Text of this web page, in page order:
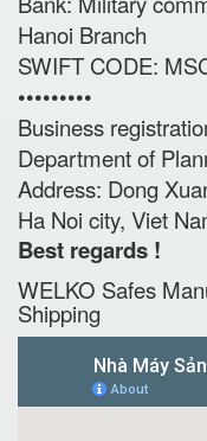
Hanoi Branch
SWIFT CODE:
•••••••••
Business
Department of
Address: Dong
Ha Noi city, Viet
Best regards !
WELKO Safes
Shipping